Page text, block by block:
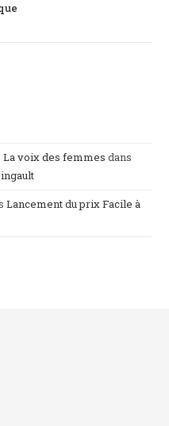
La voix des femmes dans
Lancement du prix Facile à